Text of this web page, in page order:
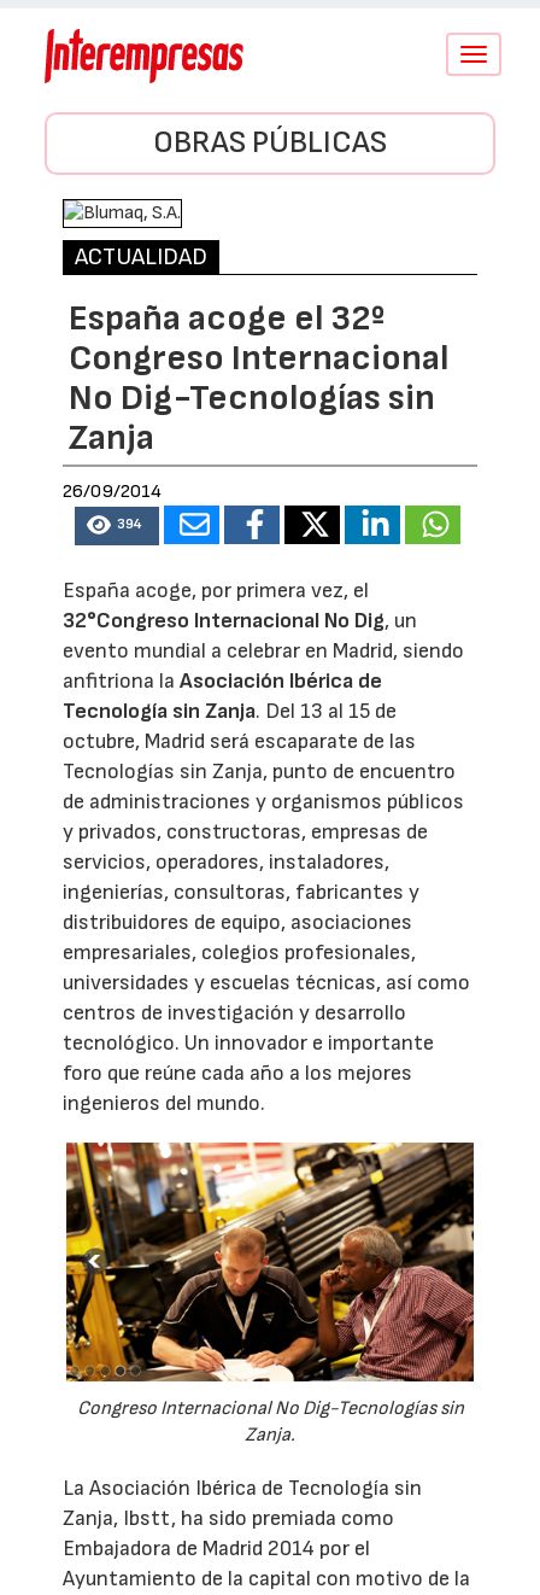
Conmutar
OBRAS PÚBLICAS
ACTUALIDAD
España acoge el 32º
Congreso Internacional
No Dig-Tecnologías sin
Zanja
26/09/2014
394
España acoge, por primera vez, el
32°Congreso Internacional No Dig, un
evento mundial a celebrar en Madrid, siendo
anfitriona laAsociación Ibérica de
Tecnología sin Zanja. Del 13 al 15 de
octubre, Madrid será escaparate de las
Tecnologías sin Zanja, punto de encuentro
de administraciones y organismos públicos
y privados, constructoras, empresas de
servicios, operadores, instaladores,
ingenierías, consultoras, fabricantes y
distribuidores de equipo, asociaciones
empresariales, colegios profesionales,
universidades y escuelas técnicas, así como
centros de investigación y desarrollo
tecnológico. Un innovador e importante
foro que reúne cada año a los mejores
ingenieros del mundo.
Congreso Internacional No Dig-Tecnologías sin
Zanja.
La Asociación Ibérica de Tecnología sin
Zanja, Ibstt, ha sido premiada como
Embajadora de Madrid 2014 por el
Ayuntamiento de la capital con motivo de la